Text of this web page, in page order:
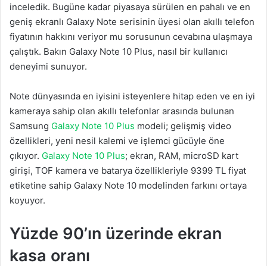
inceledik. Bugüne kadar piyasaya sürülen en pahalı ve en
geniş ekranlı Galaxy Note serisinin üyesi olan akıllı telefon
fiyatının hakkını veriyor mu sorusunun cevabına ulaşmaya
çalıştık. Bakın Galaxy Note 10 Plus, nasıl bir kullanıcı
deneyimi sunuyor.
Note dünyasında en iyisini isteyenlere hitap eden ve en iyi
kameraya sahip olan akıllı telefonlar arasında bulunan
Samsung Galaxy Note 10 Plus modeli; gelişmiş video
özellikleri, yeni nesil kalemi ve işlemci gücüyle öne
çıkıyor. Galaxy Note 10 Plus; ekran, RAM, microSD kart
girişi, TOF kamera ve batarya özellikleriyle 9399 TL fiyat
etiketine sahip Galaxy Note 10 modelinden farkını ortaya
koyuyor.
Yüzde 90’ın üzerinde ekran
kasa oranı